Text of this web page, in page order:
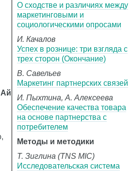
О сходстве и различиях между
маркетинговыми и
социологическими опросами
И. Качалов
Успех в рознице: три взгляда с
трех сторон (Окончание)
В. Савельев
Маркетинг партнерских связей
И. Пыхтина, А. Алексеева
Обеспечение качества товара
на основе партнерства с
потребителем
Методы и методики
Т. Зиглина (TNS MIC)
Исследовательская система